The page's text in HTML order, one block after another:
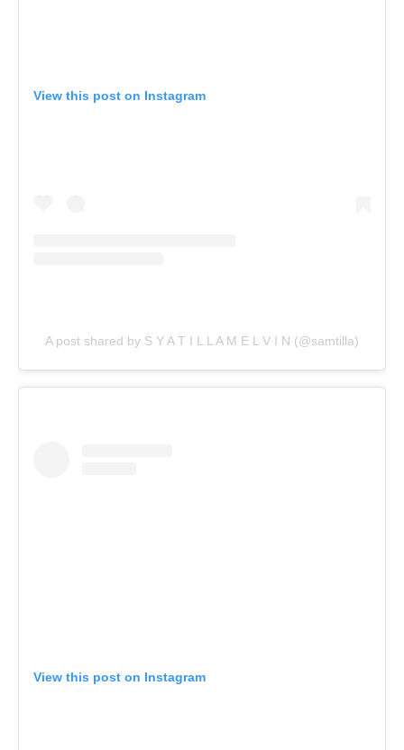
View this post on Instagram
A post shared by S Y A T I L L A M E L V I N (@samtilla)
View this post on Instagram